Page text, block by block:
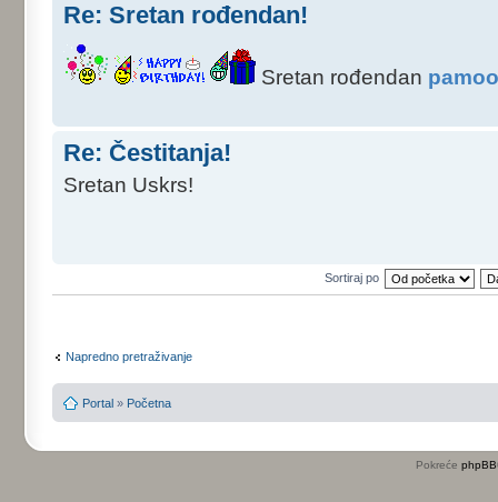
Re: Sretan rođendan!
Sretan rođendan
Re: Čestitanja!
Sretan Uskrs!
Sortiraj po
Napredno pretraživanje
Portal » Početna
Pokreće phpBB